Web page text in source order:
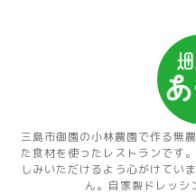
三島市御園の小林農園で作る無
た食材を使ったレストランです
しみいただけるよう心がけてい
ん。自家製ドレッシ